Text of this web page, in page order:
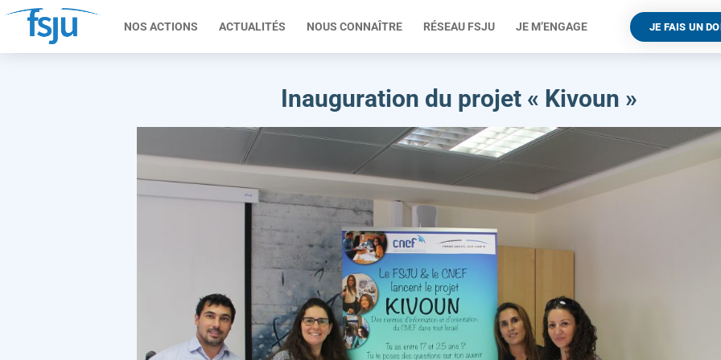
NOS ACTIONS ACTUALITÉS NOUS CONNAÎTRE RÉSEAU FSJU JE M’ENGAGE JE FAIS UN
Inauguration du projet « Kivoun »